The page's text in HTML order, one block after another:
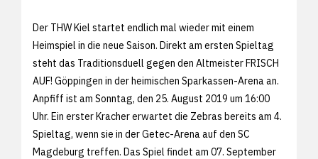
Der THW Kiel startet endlich mal wieder mit einem
Heimspiel in die neue Saison. Direkt am ersten Spieltag
steht das Traditionsduell gegen den Altmeister FRISCH
AUF! Göppingen in der heimischen Sparkassen-Arena an.
Anpfiff ist am Sonntag, den 25. August 2019 um 16:00
Uhr. Ein erster Kracher erwartet die Zebras bereits am 4.
Spieltag, wenn sie in der Getec-Arena auf den SC
Magdeburg treffen. Das Spiel findet am 07. September